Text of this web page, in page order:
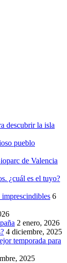
descubrir la isla
pueblo
de Valencia
¿cuál es el tuyo?
6
2 enero, 2026
4 diciembre, 2025
temporada para
2025